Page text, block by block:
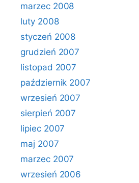
marzec 2008
luty 2008
styczeń 2008
grudzień 2007
listopad 2007
październik 2007
wrzesień 2007
sierpień 2007
lipiec 2007
maj 2007
marzec 2007
wrzesień 2006